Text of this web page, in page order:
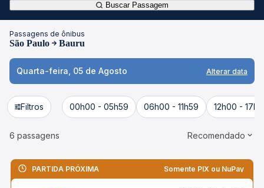
Buscar Passagem
Passagens de ônibus
São Paulo Bauru
Quarta-feira, 05 de Agosto Alterar data
Filtros 00h00 - 05h59 06h00 - 11h59 12h00 -
6 passagens Recomendado
PARTIDA PRÓXIMA Somente PIX ou NuPay